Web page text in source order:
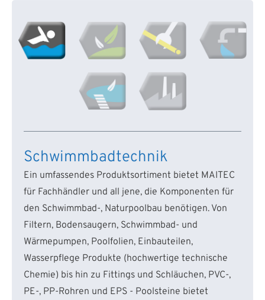
Schwimmbadtechnik
Ein umfassendes Produktsortiment bietet MAITEC
für Fachhändler und all jene, die Komponenten für
den Schwimmbad-, Naturpoolbau benötigen. Von
Filtern, Bodensaugern, Schwimmbad- und
Wärmepumpen, Poolfolien, Einbauteilen,
Wasserpflege Produkte (hochwertige technische
Chemie) bis hin zu Fittings und Schläuchen, PVC-,
PE-, PP-Rohren und EPS - Poolsteine bietet